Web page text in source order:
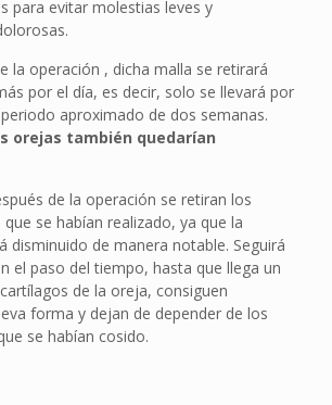
para evitar molestias leves y
la operación , dicha malla se retirará
por el día, es decir, solo se llevará por
aproximado de dos semanas.
orejas también quedarían
de la operación se retiran los
se habían realizado, ya que la
disminuido de manera notable. Seguirá
el paso del tiempo, hasta que llega un
de la oreja, consiguen
forma y dejan de depender de los
se habían cosido.